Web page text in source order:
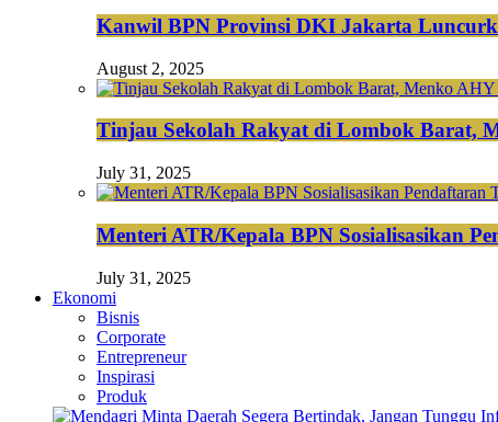
Kanwil BPN Provinsi DKI Jakarta
August 2, 2025
Tinjau Sekolah Rakyat di Lombok Barat,
July 31, 2025
Menteri ATR/Kepala BPN Sosialisasikan
July 31, 2025
Ekonomi
Bisnis
Corporate
Entrepreneur
Inspirasi
Produk